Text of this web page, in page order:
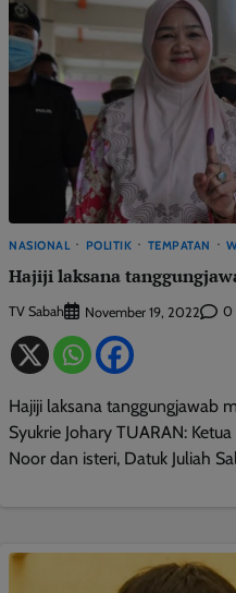
NASIONAL POLITIK TEMPATAN
Hajiji laksana
TV Sabah November 19, 2022 0
Hajiji laksana tanggungjawab
Syukrie Johary TUARAN:
Noor dan isteri, Datuk Juliah